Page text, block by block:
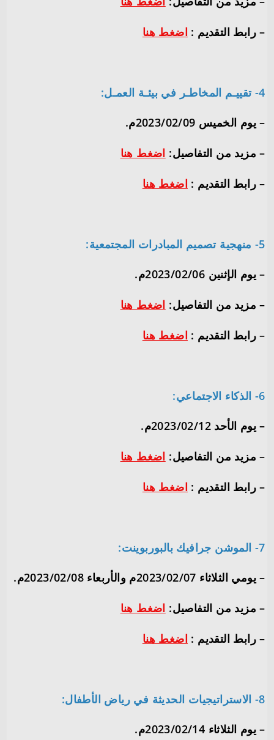
– رابط التقديم : اضغط هنا
4- تقييـم المخاطـر في بيئـة العمـل:
– يوم الخميس 2023/02/09م.
– مزيد من التفاصيل: اضغط هنا
– رابط التقديم : اضغط هنا
5- منهجية تصميم المبادرات المجتمعية:
– يوم الإثنين 2023/02/06م.
– مزيد من التفاصيل: اضغط هنا
– رابط التقديم : اضغط هنا
6- الذكاء الاجتماعي:
– يوم الأحد 2023/02/12م.
– مزيد من التفاصيل: اضغط هنا
– رابط التقديم : اضغط هنا
7- الموشن جرافيك بالبوربوينت:
– يومي الثلاثاء 2023/02/07م والأربعاء 2023/02/08م.
– مزيد من التفاصيل: اضغط هنا
– رابط التقديم : اضغط هنا
8- الاستراتيجيات الحديثة في رياض الأطفال:
– يوم الثلاثاء 2023/02/14م.